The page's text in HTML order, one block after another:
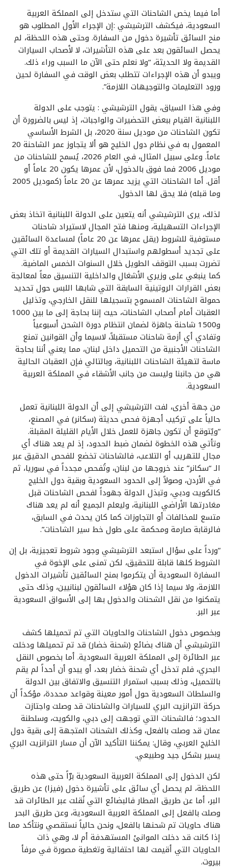
أما فيما يخص الشاحنات التي ستدخل إلى المملكة العربية
السعودية، فيكشف الترشيشي :إن الإجراء الأول المطلوب هو
منح السائق تأشيرة دخول من السفارة. وحتى هذه اللحظة، لم
يحصل السائقون بعد على هذه التأشيرات، لا لأصحاب السيارات
القديمة ولا الحديثة، “ولا نعلم حتى الآن ما السبب وراء ذلك.
ويبدو أن هذه الإجراءات تتطلب بعض الوقت في السفارة لحين
ورود التعليمات والتوجيهات اللازمة”.
وفي هذا السياق، يقول الترشيشي : يتوجب على الدولة
اللبنانية القيام ببعض التحضيرات والواجبات، إذ ليس بالضرورة أن
تكون الشاحنات من موديل سنة 2020، بل الشرط الأساسي
المعمول به في نظام دول الخليج هو ألا يتجاوز عمر الشاحنة 20
عاماً. وعلى سبيل المثال، في العام 2026، يُسمح للشاحنات من
موديل 2006 فما فوق بالدخول، لأن عمرها يكون 20 عاماً أو
أقل. أما الشاحنات التي يزيد عمرها عن 20 عاماً (كموديل 2005
وما قبله) فلا يحق لها الدخول.
لذلك، يرى الترشيشي أنه يتعين على الدولة اللبنانية اتخاذ بعض
الإجراءات التسهيلية، ومنها فتح المجال لاستيراد شاحنات
مستوفية للشروط (يقل عمرها عن 20 عاماً) لمساعدة السائقين
على تجديد أسطولهم واستبدال السيارات القديمة أو تلك التي
تضررت بسبب التوقف الطويل خلال السنوات الخمس الماضية.
كما ينبغي على وزيري الأشغال والداخلية التنسيق معاً لمعالجة
بعض القرارات الروتينية السابقة التي شابها اللبس حول تحديد
حمولة الشاحنات المسموح بتسجيلها للنقل الخارجي، وتذليل
العقبات أمام أصحاب الشاحنات، حيث إننا بحاجة إلى ما بين 1000
و1500 شاحنة جاهزة لضمان انتظام دورة الشحن أسبوعياً
وتفادي أي أزمة شاحنات مستقبلاً، لاسيما وأن القوانين تمنع
الشاحنات الأجنبية من التحميل داخل لبنان، مما يعني أننا بحاجة
ماسة لتهيئة الشاحنات اللبنانية، وبالتالي فإن العقبات الحالية
هي من جانبنا وليست من جانب الأشقاء في المملكة العربية
السعودية.
من جهة أخرى، لفت الترشيشي إلى أن الدولة اللبنانية تعمل
حالياً على تركيب أجهزة فحص حديثة (سكانر) في المصنع،
“ويًتوقع أن تكون جاهزة للعمل خلال الأيام القليلة المقبلة.
وتأتي هذه الخطوة لضمان ضبط الحدود، إذ لم يعد هناك أي
مجال للتهريب أو التلاعب، فالشاحنات تخضع للفحص الدقيق عبر
الـ “سكانر” عند خروجها من لبنان، وتُفحص مجدداً في سوريا، ثم
في الأردن، وصولاً إلى الحدود السعودية وبقية دول الخليج
كالكويت ودبي، وتبذل الدولة جهوداً لفحص الشاحنات قبل
مغادرتها الأراضي اللبنانية، وليعلم الجميع أنه لم يعد هناك
متسع للمخالفات أو التجاوزات كما كان يحدث في السابق،
فالرقابة صارمة ومحكمة على طول خط سير الشاحنات”.
“ورداً على سؤال استبعد الترشيشي وجود شروط تعجيزية، بل إن
الشروط كلها قابلة للتحقيق، لكن تمنى على الإخوة في
السفارة السعودية أن يتكرموا بمنح السائقين تأشيرات الدخول
اللازمة، ولا سيما إذا كان هؤلاء السائقون لبنانيين، وذلك حتى
يتمكنوا من نقل الشحنات والدخول بها إلى الأسواق السعودية
عبر البر.
وبخصوص دخول الشاحنات والحاويات التي تم تحميلها كشف
الترشيشي أن هناك بضائع (شحنة خضار) قد تم تحميلها ودخلت
عبر الطائرة إلى المملكة العربية السعودية. أما بخصوص النقل
البحري، فلم تدخل أي شحنة خضار بعد، أو يبدو أن أحداً لم يقم
بالتحميل، وذلك بسبب استمرار التنسيق والاتفاق بين الدولة
والسلطات السعودية حول أمور معينة وقواعد محددة، مؤكداً أن
حركة الترانزيت البري للسيارات والشاحنات قد وصلت واجتازت
الحدود؛ فالشحنات التي توجهت إلى دبي، والكويت، وسلطنة
عمان قد وصلت بالفعل، وكذلك الشحنات المتجهة إلى بقية دول
الخليج العربي، وقال: يمكننا التأكيد الآن أن مسار الترانزيت البري
يسير بشكل جيد وطبيعي.
لكن الدخول إلى المملكة العربية السعودية برّاً حتى هذه
اللحظة، لم يحصل أي سائق على تأشيرة دخول (فيزا) عن طريق
البر، أما عن طريق المطار فالبضائع التي نُقلت عبر الطائرات قد
وصلت بالفعل إلى المملكة العربية السعودية، وعن طريق البحر
هناك حاويات تم شحنها بالفعل، ونحن حالياً نستقصي ونتأكد مما
إذا كانت قد دخلت الموانئ المستهدفة أم لا، وهي ذات
الحاويات التي أقيمت لها احتفالية وتغطية مصورة في مرفأ
بيروت.